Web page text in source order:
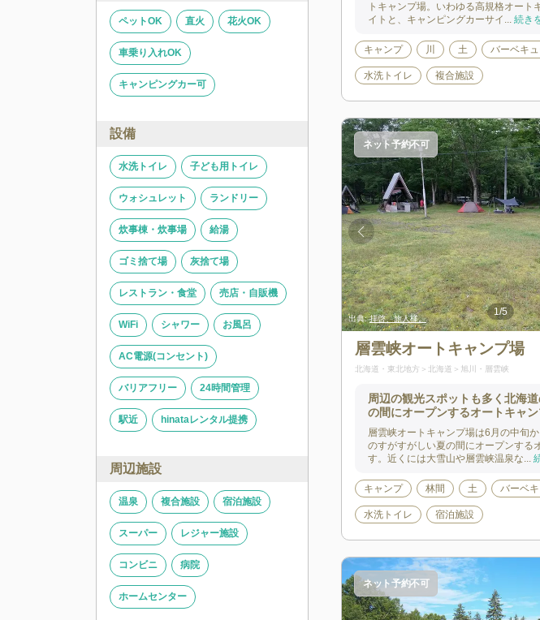
ペットOK 直火 花火OK
車乗り入れOK
キャンピングカー可
設備
水洗トイレ 子ども用トイレ
ウォシュレット ランドリー
炊事棟・炊事場 給湯
ゴミ捨て場 灰捨て場
レストラン・食堂 売店・自販機
WiFi シャワー お風呂
AC電源(コンセント)
バリアフリー 24時間管理
駅近 hinataレンタル提携
周辺施設
温泉 複合施設 宿泊施設
スーパー レジャー施設
コンビニ 病院
ホームセンター
トキャンプ場。いわゆる高規格オート
イトと、キャンピングカーサイ... 続き
キャンプ 川 土 バーベキ
水洗トイレ 複合施設
出典:拝啓、旅人様。
1/5
ネット予約不可
層雲峡オートキャンプ場
北海道・東北地方 北海道 旭川・層雲峡
周辺の観光スポットも多く北海
の間にオープンするオートキャ
層雲峡オートキャンプ場は6月の中旬
のすがすがしい夏の間にオープンする
す。近くには大雪山や層雲峡温泉な...
キャンプ 林間 土 バーベ
水洗トイレ 宿泊施設
出典:紫苑(hinataアプリ)
ネット予約不可